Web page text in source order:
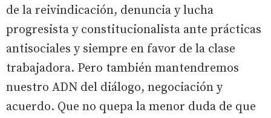
de la reivindicación, denuncia y lucha
progresista y constitucionalista ante prácticas
antisociales y siempre en favor de la clase
trabajadora. Pero también mantendremos
nuestro ADN del diálogo, negociación y
acuerdo. Que no quepa la menor duda de que